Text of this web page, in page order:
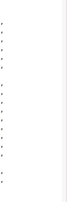
,
,
,
,
,
,
,
,
,
,
,
,
,
,
,
,
,